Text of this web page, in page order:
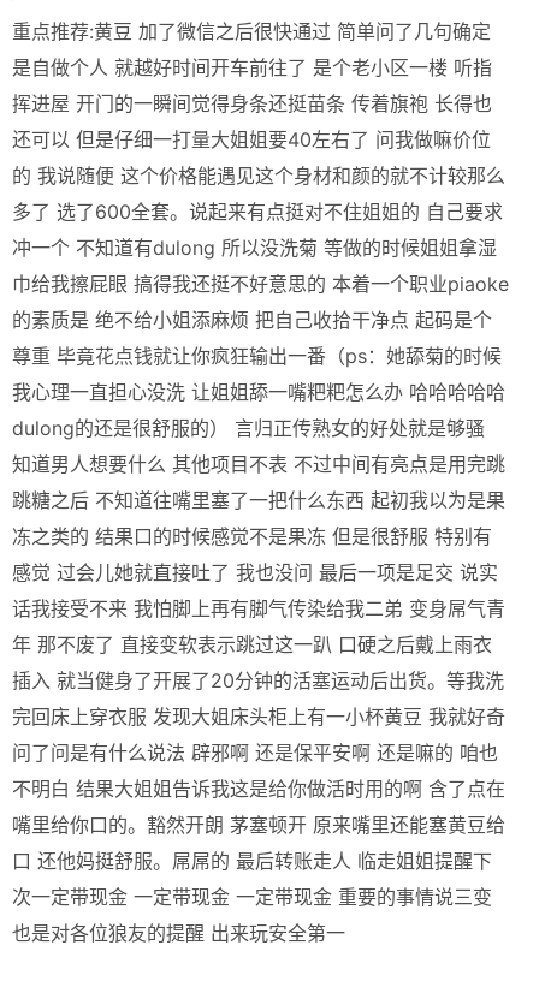
重点推荐:黄豆 加了微信之后很快通过 简单问了几句确定
是自做个人 就越好时间开车前往了 是个老小区一楼 听指
挥进屋 开门的一瞬间觉得身条还挺苗条 传着旗袍 长得也
还可以 但是仔细一打量大姐姐要40左右了 问我做嘛价位
的 我说随便 这个价格能遇见这个身材和颜的就不计较那么
多了 选了600全套。说起来有点挺对不住姐姐的 自己要求
冲一个 不知道有dulong 所以没洗菊 等做的时候姐姐拿湿
巾给我擦屁眼 搞得我还挺不好意思的 本着一个职业piaoke
的素质是 绝不给小姐添麻烦 把自己收拾干净点 起码是个
尊重 毕竟花点钱就让你疯狂输出一番（ps：她舔菊的时候
我心理一直担心没洗 让姐姐舔一嘴粑粑怎么办 哈哈哈哈哈
dulong的还是很舒服的） 言归正传熟女的好处就是够骚
知道男人想要什么 其他项目不表 不过中间有亮点是用完跳
跳糖之后 不知道往嘴里塞了一把什么东西 起初我以为是果
冻之类的 结果口的时候感觉不是果冻 但是很舒服 特别有
感觉 过会儿她就直接吐了 我也没问 最后一项是足交 说实
话我接受不来 我怕脚上再有脚气传染给我二弟 变身屌气青
年 那不废了 直接变软表示跳过这一趴 口硬之后戴上雨衣
插入 就当健身了开展了20分钟的活塞运动后出货。等我洗
完回床上穿衣服 发现大姐床头柜上有一小杯黄豆 我就好奇
问了问是有什么说法 辟邪啊 还是保平安啊 还是嘛的 咱也
不明白 结果大姐姐告诉我这是给你做活时用的啊 含了点在
嘴里给你口的。豁然开朗 茅塞顿开 原来嘴里还能塞黄豆给
口 还他妈挺舒服。屌屌的 最后转账走人 临走姐姐提醒下
次一定带现金 一定带现金 一定带现金 重要的事情说三变
也是对各位狼友的提醒 出来玩安全第一